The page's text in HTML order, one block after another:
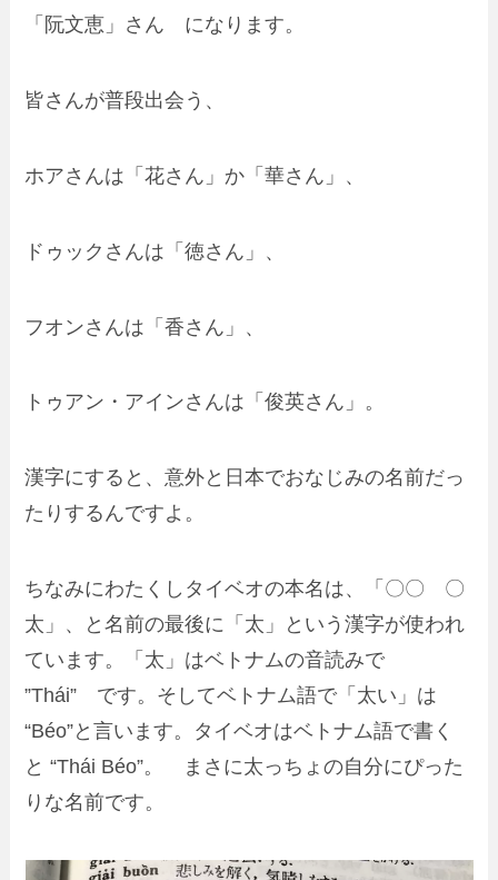
「阮文恵」さん になります。
皆さんが普段出会う、
ホアさんは「花さん」か「華さん」、
ドゥックさんは「徳さん」、
フオンさんは「香さん」、
トゥアン・アインさんは「俊英さん」。
漢字にすると、意外と日本でおなじみの名前だっ
たりする んですよ。
ちなみにわたくしタイベオの本名は、「〇〇 〇
太」、と名前の最後に「太」という漢字が使われ
ています。「太」はベトナムの音読みで
”Thái” です。そしてベトナム語で「太い」は
“Béo”と言います。タイベオはベトナム語で書く
と “Thái Béo”。 まさに太っちょの自分にぴった
りな名前です。